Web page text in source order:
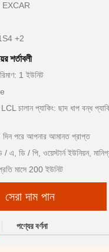
EXCAR
+2
শর্তাবলী
1 ইউনিট
LCL চালান প্যাকিং: ছাদ ধাপ বন্ধ
দিন পরে আপনার আমানত প্রাপ্ত
/ এ, ডি / পি, ওয়েস্টার্ন ইউনিয়ন,
মাসে 200 ইউনিট
সেরা দাম পান
পণ্যের বর্ণনা